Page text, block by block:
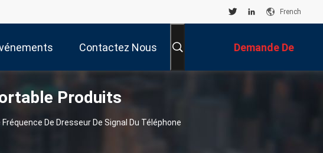
French
Contactez Nous Demande De
Soumission
Produits
De Dresseur De Signal Du Téléphone